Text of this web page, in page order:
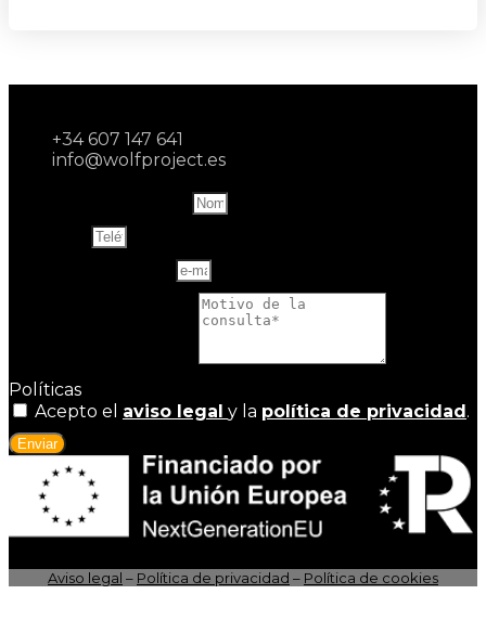
+34 607 147 641
info@wolfproject.es
Políticas
Acepto el aviso legal y la política de privacidad.
Enviar
Aviso legal – Política de privacidad – Política de cookies